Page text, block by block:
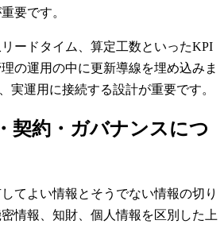
要です。
ードタイム、算定工数といったKPI
の運用の中に更新導線を埋め込みま
実運用に接続する設計が重要です。
契約・ガバナンスにつ
てよい情報とそうでない情報の切り
情報、知財、個人情報を区別した上